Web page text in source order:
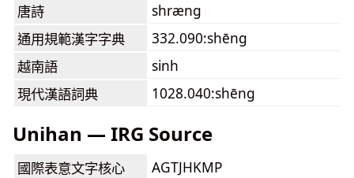
唐詩
shræng
通用規範漢字字典
332.090:shēng
越南語
sinh
現代漢語詞典
1028.040:shēng
Unihan — IRG Source
國際表意文字核心
AGTJHKMP